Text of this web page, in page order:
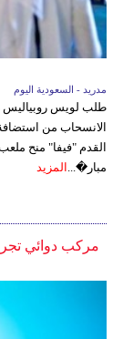
مدريد - السعودية اليوم
طلب لويس روبياليس
القدم "فيفا" منح
مبار�...
المزيد
مركب دوائي